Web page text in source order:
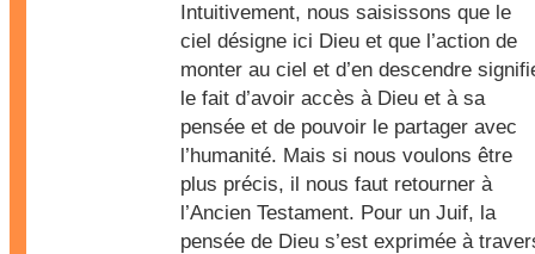
Intuitivement, nous saisissons que le
ciel désigne ici Dieu et que l’action de
monter au ciel et d’en descendre
le fait d’avoir accès à Dieu et à sa
pensée et de pouvoir le partager avec
l’humanité. Mais si nous voulons être
plus précis, il nous faut retourner à
l’Ancien Testament. Pour un Juif, la
pensée de Dieu s’est exprimée à